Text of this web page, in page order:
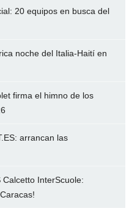
20 equipos en busca del
noche del Italia-Haití en
firma el himno de los
arrancan las
Calcetto InterScuole: